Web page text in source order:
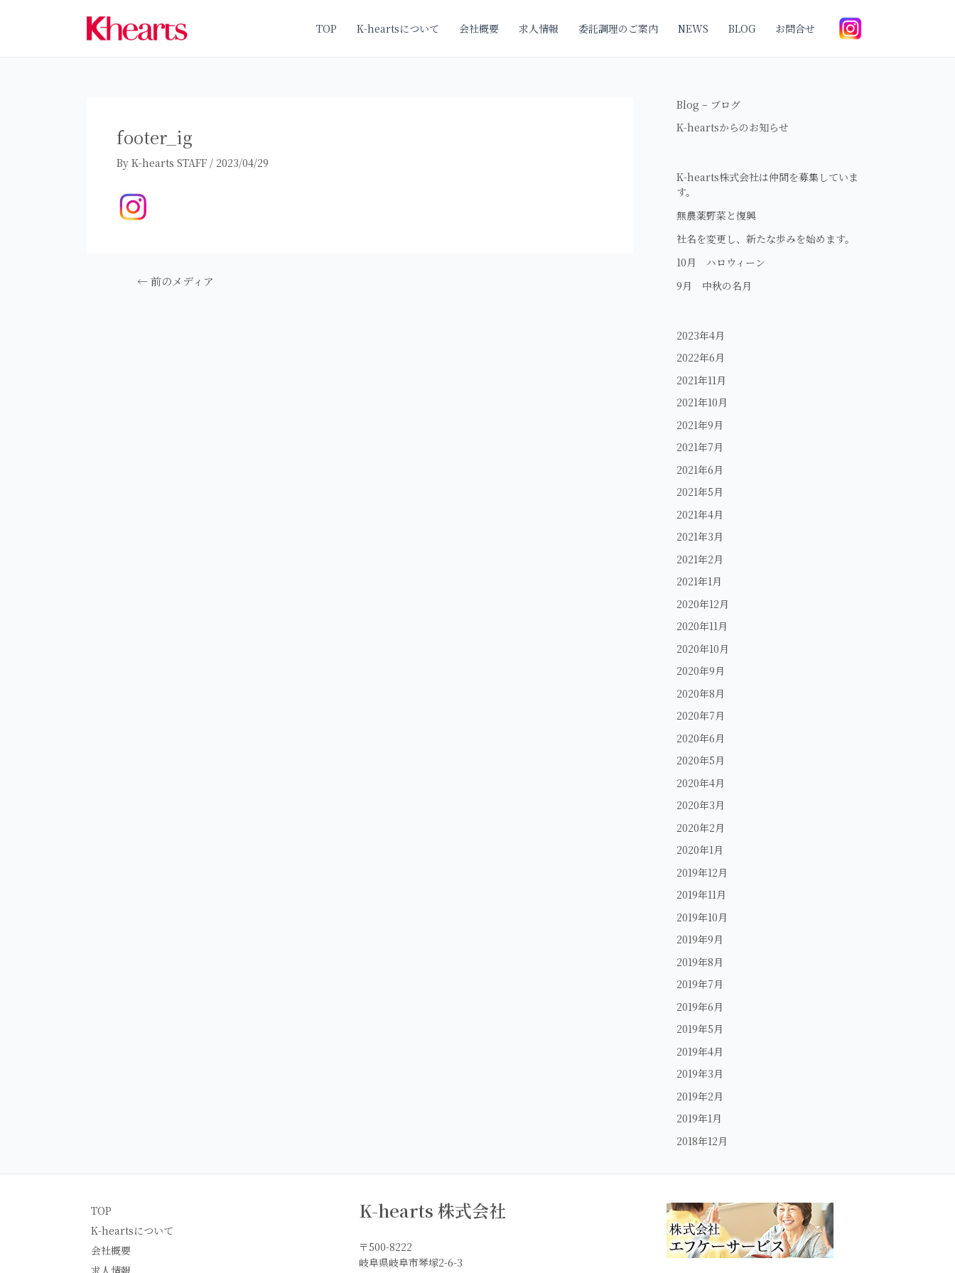
TOP K-heartsについて 会社概要 求人情報 委託調理のご案内 NEWS BLOG お問合せ
footer_ig
By K-hearts STAFF / 2023/04/29
←前のメディア
Blog – ブログ
K-heartsからのお知らせ
K-hearts株式会社は仲間を募集していま
す。
無農薬野菜と復興
社名を変更し、新たな歩みを始めます。
10月 ハロウィーン
9月 中秋の名月
2023年4月
2022年6月
2021年11月
2021年10月
2021年9月
2021年7月
2021年6月
2021年5月
2021年4月
2021年3月
2021年2月
2021年1月
2020年12月
2020年11月
2020年10月
2020年9月
2020年8月
2020年7月
2020年6月
2020年5月
2020年4月
2020年3月
2020年2月
2020年1月
2019年12月
2019年11月
2019年10月
2019年9月
2019年8月
2019年7月
2019年6月
2019年5月
2019年4月
2019年3月
2019年2月
2019年1月
2018年12月
TOP
K-heartsについて
会社概要
求人情報
K-hearts 株式会社
〒500-8222
岐阜県岐阜市琴塚2-6-3